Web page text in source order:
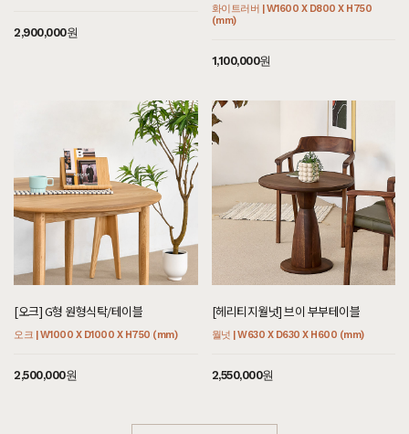
2,900,000원
화이트러버 | W1600 X D800 X H750
(mm)
1,100,000원
[오크] G형 원형식탁/테이블
오크 | W1000 X D1000 X H750 (mm)
2,500,000원
[헤리티지월넛] 브이 부부테이블
월넛 | W630 X D630 X H600 (mm)
2,550,000원